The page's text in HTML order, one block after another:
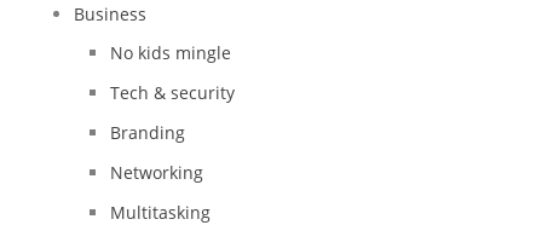
Business
No kids mingle
Tech & security
Branding
Networking
Multitasking